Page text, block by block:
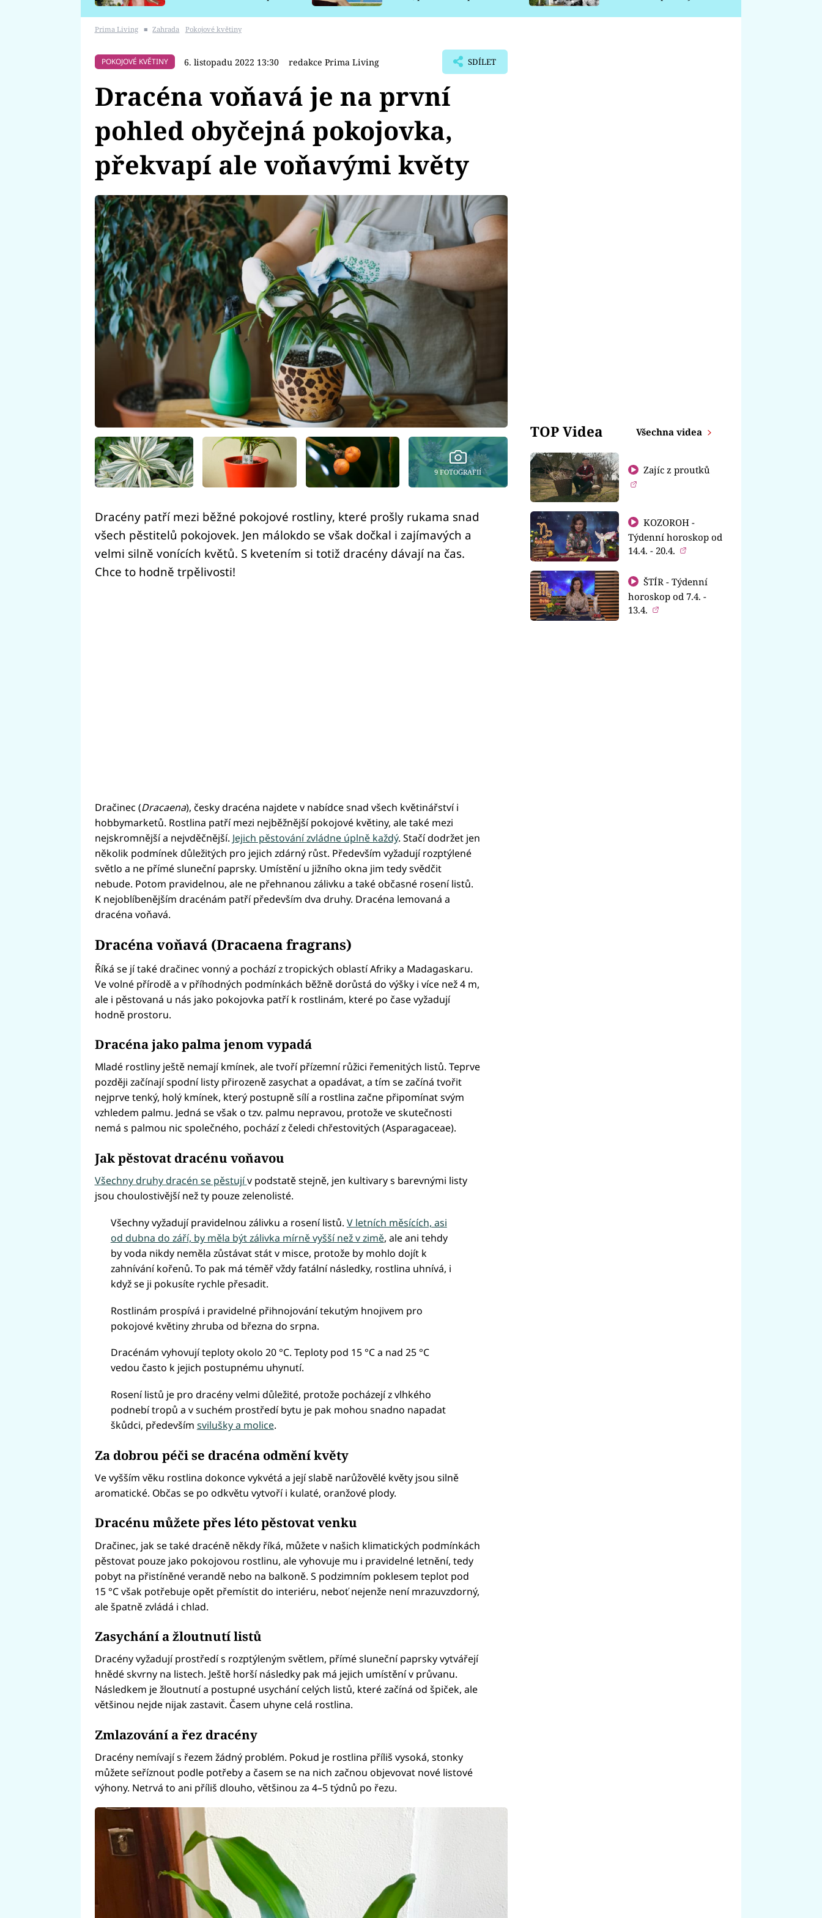
Prima Living ■ Zahrada Pokojové květiny
POKOJOVÉ KVĚTINY 6. listopadu 2022 13:30 redakce Prima Living SDÍLET
Dracéna voňavá je na první
pohled obyčejná pokojovka,
překvapí ale voňavými květy
9 FOTOGRAFIÍ
Dracény patří mezi běžné pokojové rostliny, které prošly rukama snad
všech pěstitelů pokojovek. Jen málokdo se však dočkal i zajímavých a
velmi silně vonících květů. S kvetením si totiž dracény dávají na čas.
Chce to hodně trpělivosti!
Dračinec (Dracaena), česky dracéna najdete v nabídce snad všech květinářství i
hobbymarketů. Rostlina patří mezi nejběžnější pokojové květiny, ale také mezi
nejskromnější a nejvděčnější. Jejich pěstování zvládne úplně každý. Stačí dodržet jen
několik podmínek důležitých pro jejich zdárný růst. Především vyžadují rozptýlené
světlo a ne přímé sluneční paprsky. Umístění u jižního okna jim tedy svědčit
nebude. Potom pravidelnou, ale ne přehnanou zálivku a také občasné rosení listů.
K nejoblíbenějším dracénám patří především dva druhy. Dracéna lemovaná a
dracéna voňavá.
Dracéna voňavá (Dracaena fragrans)
Říká se jí také dračinec vonný a pochází z tropických oblastí Afriky a Madagaskaru.
Ve volné přírodě a v příhodných podmínkách běžně dorůstá do výšky i více než 4 m,
ale i pěstovaná u nás jako pokojovka patří k rostlinám, které po čase vyžadují
hodně prostoru.
Dracéna jako palma jenom vypadá
Mladé rostliny ještě nemají kmínek, ale tvoří přízemní růžici řemenitých listů. Teprve
později začínají spodní listy přirozeně zasychat a opadávat, a tím se začíná tvořit
nejprve tenký, holý kmínek, který postupně sílí a rostlina začne připomínat svým
vzhledem palmu. Jedná se však o tzv. palmu nepravou, protože ve skutečnosti
nemá s palmou nic společného, pochází z čeledi chřestovitých (Asparagaceae).
Jak pěstovat dracénu voňavou
Všechny druhy dracén se pěstujív podstatě stejně, jen kultivary s barevnými listy
jsou choulostivější než ty pouze zelenolisté.
Všechny vyžadují pravidelnou zálivku a rosení listů. V letních měsících, asi
od dubna do září, by měla být zálivka mírně vyšší než v zimě, ale ani tehdy
by voda nikdy neměla zůstávat stát v misce, protože by mohlo dojít k
zahnívání kořenů. To pak má téměř vždy fatální následky, rostlina uhnívá, i
když se ji pokusíte rychle přesadit.
Rostlinám prospívá i pravidelné přihnojování tekutým hnojivem pro
pokojové květiny zhruba od března do srpna.
Dracénám vyhovují teploty okolo 20 °C. Teploty pod 15 °C a nad 25 °C
vedou často k jejich postupnému uhynutí.
Rosení listů je pro dracény velmi důležité, protože pocházejí z vlhkého
podnebí tropů a v suchém prostředí bytu je pak mohou snadno napadat
škůdci, především svilušky a molice.
Za dobrou péči se dracéna odmění květy
Ve vyšším věku rostlina dokonce vykvétá a její slabě narůžovělé květy jsou silně
aromatické. Občas se po odkvětu vytvoří i kulaté, oranžové plody.
Dracénu můžete přes léto pěstovat venku
Dračinec, jak se také dracéně někdy říká, můžete v našich klimatických podmínkách
pěstovat pouze jako pokojovou rostlinu, ale vyhovuje mu i pravidelné letnění, tedy
pobyt na přistíněné verandě nebo na balkoně. S podzimním poklesem teplot pod
15 °C však potřebuje opět přemístit do interiéru, neboť nejenže není mrazuvzdorný,
ale špatně zvládá i chlad.
Zasychání a žloutnutí listů
Dracény vyžadují prostředí s rozptýleným světlem, přímé sluneční paprsky vytvářejí
hnědé skvrny na listech. Ještě horší následky pak má jejich umístění v průvanu.
Následkem je žloutnutí a postupné usychání celých listů, které začíná od špiček, ale
většinou nejde nijak zastavit. Časem uhyne celá rostlina.
Zmlazování a řez dracény
Dracény nemívají s řezem žádný problém. Pokud je rostlina příliš vysoká, stonky
můžete seříznout podle potřeby a časem se na nich začnou objevovat nové listové
výhony. Netrvá to ani příliš dlouho, většinou za 4–5 týdnů po řezu.
TOP Videa Všechna videa
Zajíc z proutků
KOZOROH -
Týdenní horoskop od
14.4. - 20.4.
ŠTÍR - Týdenní
horoskop od 7.4. -
13.4.